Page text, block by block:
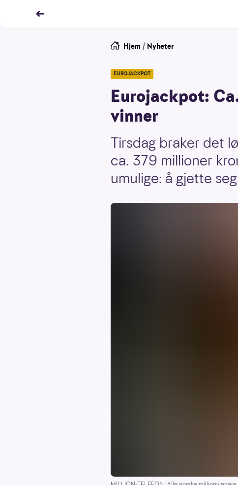
Hjem / Nyheter
EUROJACKPOT
Eurojackpot:
vinner
Tirsdag braker det
ca. 379 millioner
umulige: å gjette